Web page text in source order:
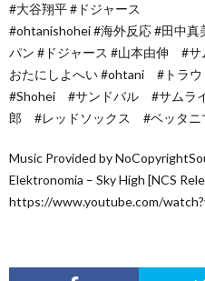
#大谷翔平 #ドジャース
#ohtanishohei #海外反応 #田中真
パン #ドジャース #山本由伸 #
おたにしよへい #ohtani #トラ
#Shohei #サンドバル #サムラ
郎 #レッドソックス #ベッタ
Music Provided by
Elektronomia – Sky High [NCS
https://www.youtube.com/